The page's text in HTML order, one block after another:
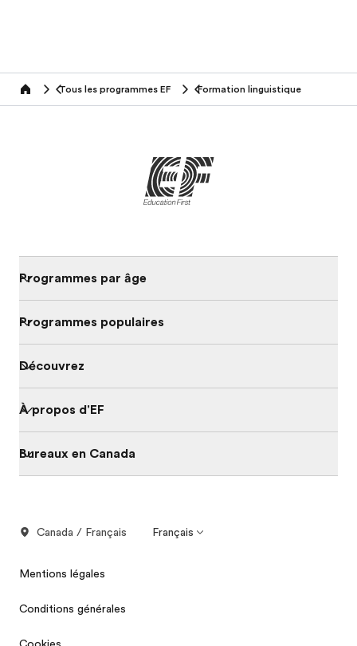
home Tous les programmes EF Formation linguistique
Programmes par âge
Programmes populaires
Découvrez
À propos d'EF
Bureaux en Canada
Canada / Français Français
Mentions légales
Conditions générales
Cookies